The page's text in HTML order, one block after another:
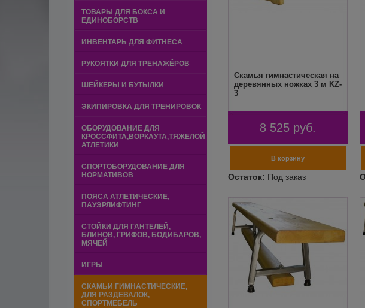
ТОВАРЫ ДЛЯ БОКСА И
ЕДИНОБОРСТВ
ИНВЕНТАРЬ ДЛЯ ФИТНЕСА
РУКОЯТКИ ДЛЯ ТРЕНАЖЁРОВ
ШЕЙКЕРЫ И БУТЫЛКИ
ЭКИПИРОВКА ДЛЯ ТРЕНИРОВОК
ОБОРУДОВАНИЕ ДЛЯ
КРОССФИТА,ВОРКАУТА,ТЯЖЕЛОЙ
АТЛЕТИКИ
СПОРТОБОРУДОВАНИЕ ДЛЯ
НОРМАТИВОВ
ПОЯСА АТЛЕТИЧЕСКИЕ,
ПАУЭРЛИФТИНГ
СТОЙКИ ДЛЯ ГАНТЕЛЕЙ,
БЛИНОВ, ГРИФОВ, БОДИБАРОВ,
МЯЧЕЙ
ИГРЫ
СКАМЬИ ГИМНАСТИЧЕСКИЕ,
ДЛЯ РАЗДЕВАЛОК,
СПОРТМЕБЕЛЬ
Скамья гимнастическая на
деревянных ножках 3 м KZ-
3
8 525 руб.